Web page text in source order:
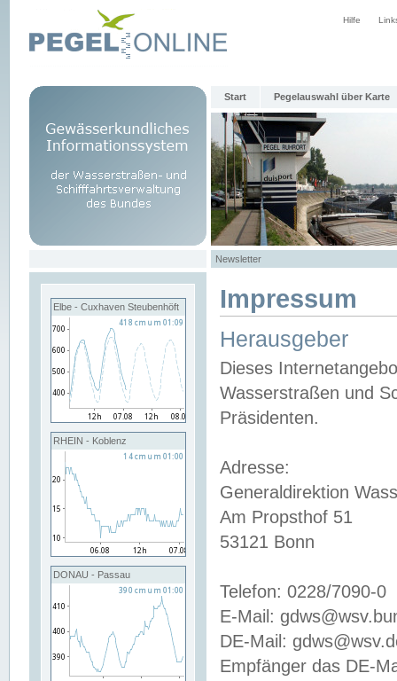
Hilfe
Start Pegelauswahl über Karte
Newsletter
Elbe - Cuxhaven Steubenhöft
RHEIN - Koblenz
DONAU - Passau
Impressum
Herausgeber
Dieses
Wasserstraßen und
Präsidenten.
Adresse:
Generaldirektion
Am Propsthof 51
53121 Bonn
Telefon: 0228/7090-0
E-Mail:
DE-Mail:
Empfänger das DE-